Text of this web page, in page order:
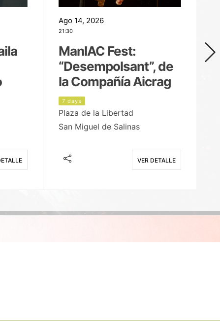
Ago 14, 2026
21:30
ManIAC Fest:
“Desempolsant”, de
la Compañía Aicrag
7 days
Plaza de la Libertad
San Miguel de Salinas
VER DETALLE